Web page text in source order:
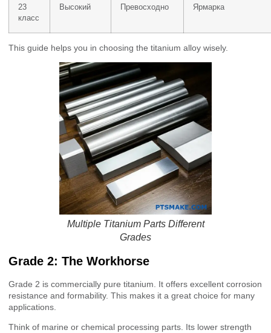
23
класс
Высокий Превосходно Ярмарка
This guide helps you in choosing the titanium alloy wisely.
Multiple Titanium Parts Different
Grades
Grade 2: The Workhorse
Grade 2 is commercially pure titanium. It offers excellent corrosion
resistance and formability. This makes it a great choice for many
applications.
Think of marine or chemical processing parts. Its lower strength